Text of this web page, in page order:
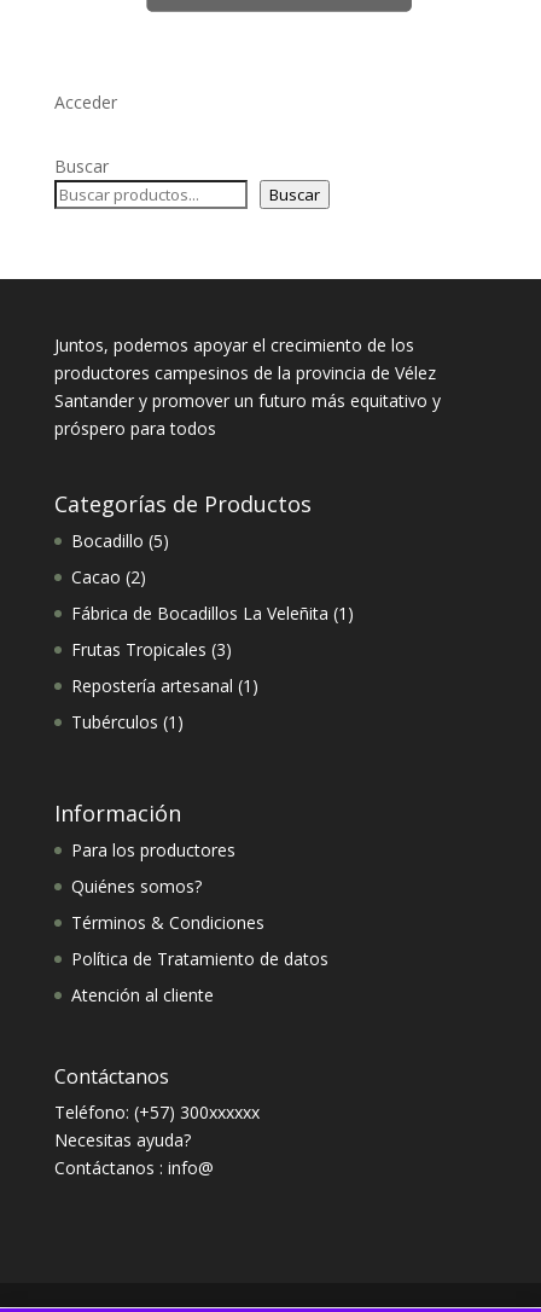
Acceder
Buscar
Buscar
Juntos, podemos apoyar el crecimiento de los
productores campesinos de la provincia de Vélez
Santander y promover un futuro más equitativo y
próspero para todos
Categorías de Productos
Bocadillo 55
Cacao 22
productos
Fábrica de Bocadillos La Veleñita 1 1
Frutas Tropicales 33
productos
Repostería artesanal 1 1
Tubérculos 1 1
Información
Para los productores
Quiénes somos?
Términos & Condiciones
Política de Tratamiento de datos
Atención al cliente
Contáctanos
Teléfono: (+57) 300xxxxxx
Necesitas ayuda?
Contáctanos : info@